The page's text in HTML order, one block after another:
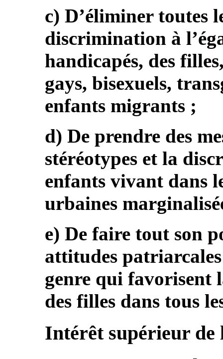
c) D’éliminer toutes
discrimination à
handicapés, des
gays, bisexuels,
enfants migrants ;
d) De prendre des
stéréotypes et la
enfants vivant dans
urbaines
e) De faire tout son
attitudes
genre qui favorisent
des filles dans tous
Intérêt supérieur de